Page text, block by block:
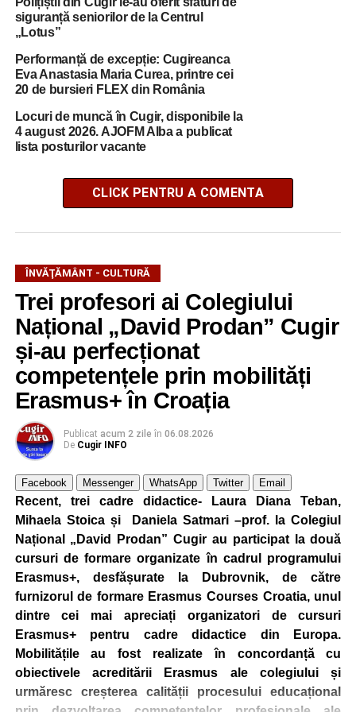
siguranță seniorilor de la Centrul
„Lotus”
Performanță de excepție: Cugireanca
Eva Anastasia Maria Curea, printre cei
20 de bursieri FLEX din România
Locuri de muncă în Cugir, disponibile la
4 august 2026. AJOFM Alba a publicat
lista posturilor vacante
CLICK PENTRU A COMENTA
ÎNVĂŢĂMÂNT - CULTURĂ
Trei profesori ai Colegiului
Național „David Prodan” Cugir
și-au perfecționat
competențele prin mobilități
Erasmus+ în Croația
Publicat acum 2 zile în 06.08.2026
De Cugir INFO
Facebook Messenger WhatsApp Twitter Email
Recent, trei cadre didactice- Laura Diana Teban,
Mihaela Stoica și Daniela Satmari –prof. la Colegiul
Național „David Prodan” Cugir au participat la două
cursuri de formare organizate în cadrul programului
Erasmus+, desfășurate la Dubrovnik, de către
furnizorul de formare Erasmus Courses Croatia, unul
dintre cei mai apreciați organizatori de cursuri
Erasmus+ pentru cadre didactice din Europa.
Mobilitățile au fost realizate în concordanță cu
obiectivele acreditării Erasmus ale colegiului și
urmăresc creșterea calității procesului educațional